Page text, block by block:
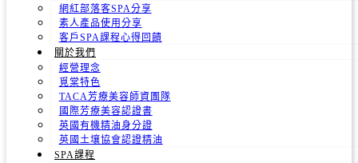
網紅部落客SPA分享
素人產品使用分享
客戶SPA課程心得回饋
關於我們
經營理念
覓棠特色
TACA芳療美容師資團隊
國際芳療美容認證書
英國有機精油身分證
英國土壤協會認證精油
SPA課程